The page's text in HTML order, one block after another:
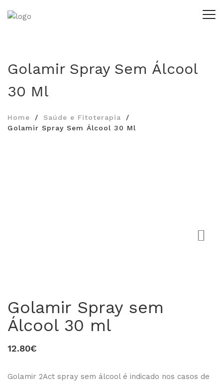
Golamir Spray Sem Álcool
30 Ml
Home
Saúde e Fitoterapia
Golamir Spray Sem Álcool 30 Ml
Golamir Spray sem
Álcool 30 ml
12.80€
Golamir 2Act spray sem álcool é indicado nos casos de